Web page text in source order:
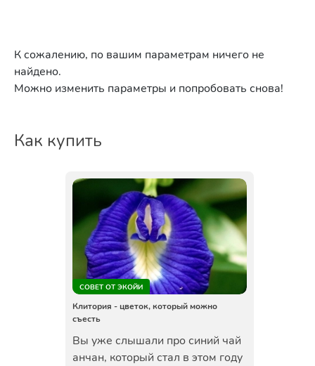
К сожалению, по вашим параметрам ничего не
найдено.
Можно изменить параметры и попробовать снова!
Как купить
СОВЕТ ОТ ЭКОЙИ
Клитория - цветок, который можно
съесть
Вы уже слышали про синий чай
анчан, который стал в этом году